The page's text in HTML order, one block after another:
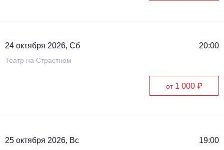
24 октября 2026, Сб 20:00
Театр на Страстном
от 1 000 ₽
25 октября 2026, Вс 19:00